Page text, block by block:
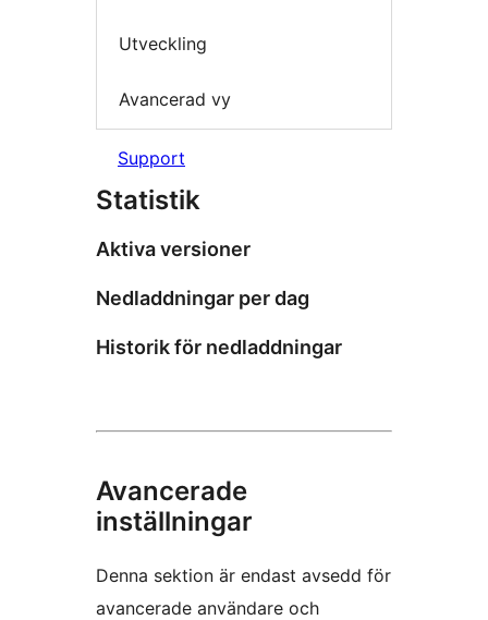
Utveckling
Avancerad vy
Support
Statistik
Aktiva versioner
Nedladdningar per dag
Historik för nedladdningar
Avancerade
inställningar
Denna sektion är endast avsedd för
avancerade användare och